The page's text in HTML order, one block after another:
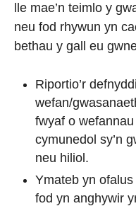
lle mae’n teimlo y
neu fod rhywun yn
bethau y gall eu
Riportio’r
wefan/
fwyaf o
cymunedol sy’n
neu hiliol.
Ymateb yn
fod yn anghywir